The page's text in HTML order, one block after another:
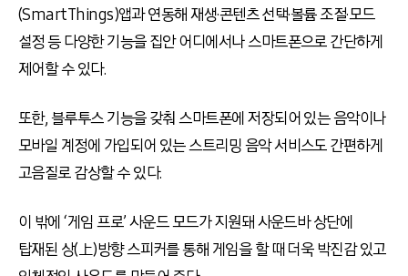
(SmartThings)앱과 연동해 재생·콘텐츠 선택·볼륨 조절·모드
설정 등 다양한 기능을 집안 어디에서나 스마트폰으로 간단하게
제어할 수 있다.
또한, 블루투스 기능을 갖춰 스마트폰에 저장되어 있는 음악이나
모바일 계정에 가입되어 있는 스트리밍 음악 서비스도 간편하게
고음질로 감상할 수 있다.
이 밖에 ‘게임 프로’ 사운드 모드가 지원돼 사운드바 상단에
탑재된 상(上)방향 스피커를 통해 게임을 할 때 더욱 박진감 있고